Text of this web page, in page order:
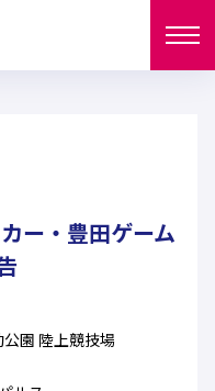
山U-15
ー・豊田ゲーム
園 陸上競技場